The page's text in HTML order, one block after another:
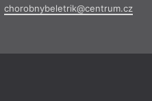
chorobnybeletrik@centrum.cz